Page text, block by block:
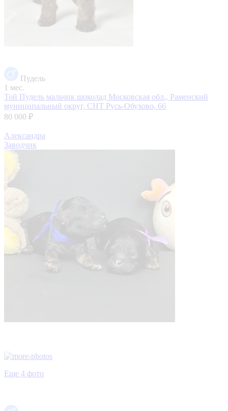
Пудель
1 мес.
Той Пудель мальчик шоколад Московская обл., Раменский
муниципальный округ, СНТ Русь-Обухово, 66
80 000 ₽
Александра
Заводчик
Еще 4 фото